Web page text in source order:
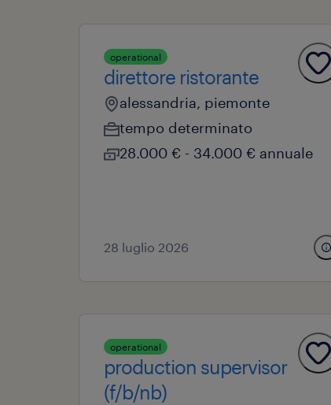
operational
direttore ristorante
alessandria, piemonte
tempo determinato
28.000 € - 34.000 € annuale
28 luglio 2026
operational
production supervisor
(f/b/nb)